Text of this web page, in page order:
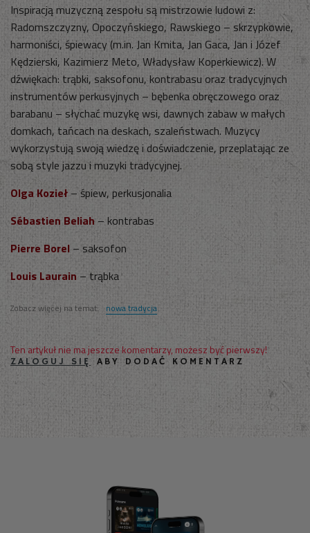
Inspiracją muzyczną zespołu są mistrzowie ludowi z:
Radomszczyzny, Opoczyńskiego, Rawskiego – skrzypkowie,
harmoniści, śpiewacy (m.in. Jan Kmita, Jan Gaca, Jan i Józef
Kędzierski, Kazimierz Meto, Władysław Koperkiewicz). W
dźwiękach: trąbki, saksofonu, kontrabasu oraz tradycyjnych
instrumentów perkusyjnych – bębenka obręczowego oraz
barabanu – słychać muzykę wsi, dawnych zabaw w małych
domkach, tańcach na deskach, szaleństwach. Muzycy
wykorzystują swoją wiedzę i doświadczenie, przeplatając ze
sobą style jazzu i muzyki tradycyjnej.
Olga Kozieł – śpiew, perkusjonalia
Sébastien Beliah – kontrabas
Pierre Borel – saksofon
Louis Laurain – trąbka
Zobacz więcej na temat: nowa tradycja
Ten artykuł nie ma jeszcze komentarzy, możesz być pierwszy!
ZALOGUJ SIĘ ABY DODAĆ KOMENTARZ